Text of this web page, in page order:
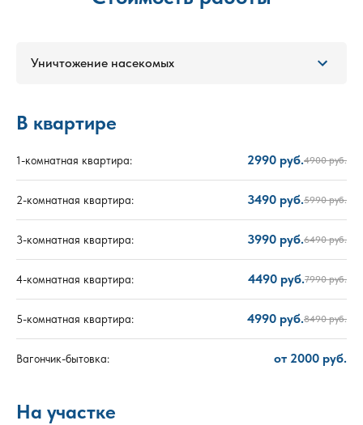
Уничтожение насекомых
В квартире
1-комнатная квартира: 2990 руб.4900 руб.
2-комнатная квартира: 3490 руб.5990 руб.
3-комнатная квартира: 3990 руб.6490 руб.
4-комнатная квартира: 4490 руб.7990 руб.
5-комнатная квартира: 4990 руб.8490 руб.
Вагончик-бытовка: от 2000 руб.
На участке